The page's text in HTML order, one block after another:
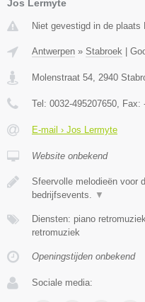
Jos Lermyte
Niet gevestigd in de plaats
Antwerpen » Stabroek
Molenstraat 54, 2940
Tel: 0032-495207650, Fax:
E-mail › Jos Lermyte
Website onbekend
Sfeervolle melodieën voor
bedrijfsevents. ▼
Diensten: piano
retromuziek
Openingstijden onbekend
Sociale media: